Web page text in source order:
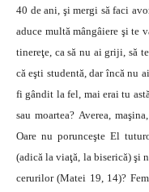
40 de ani, şi mergi să faci
aduce multă mângâiere şi te
tinereţe, ca să nu ai griji, să
că eşti studentă, dar încă nu
fi gândit la fel, mai erai tu
sau moartea? Averea,
Oare nu porunceşte El
(adică la viaţă, la biserică) şi
cerurilor (Matei 19, 14)?